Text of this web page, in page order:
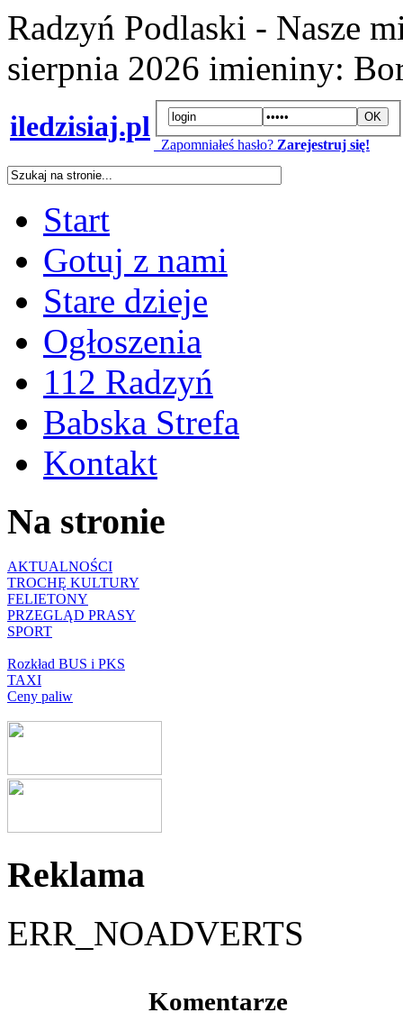
Radzyń Podlaski - Nasze
sierpnia 2026 imieniny:
iledzisiaj.pl
Zapomniałeś hasło? Zarejestruj się!
Start
Gotuj z nami
Stare dzieje
Ogłoszenia
112 Radzyń
Babska Strefa
Kontakt
Na stronie
AKTUALNOŚCI
TROCHĘ KULTURY
FELIETONY
PRZEGLĄD PRASY
SPORT
Rozkład BUS i PKS
TAXI
Ceny paliw
Reklama
ERR_NOADVERTS
Komentarze